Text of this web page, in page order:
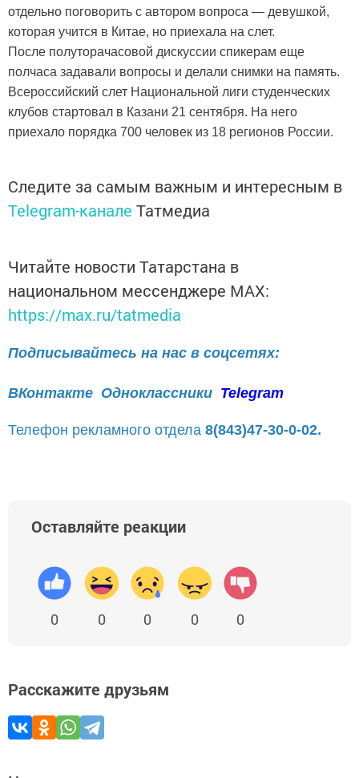
отдельно поговорить с автором вопроса — девушкой,
которая учится в Китае, но приехала на слет.
После полуторачасовой дискуссии спикерам еще
полчаса задавали вопросы и делали снимки на память.
Всероссийский слет Национальной лиги студенческих
клубов стартовал в Казани 21 сентября. На него
приехало порядка 700 человек из 18 регионов России.
Следите за самым важным и интересным в
Telegram-канале Татмедиа
Читайте новости Татарстана в
национальном мессенджере MАХ:
https://max.ru/tatmedia
Подписывайтесь на нас в соцсетях:
ВКонтакте Одноклассники Telegram
Телефон рекламного отдела 8(843)47-30-0-02.
Оставляйте реакции
0 0 0 0 0
Расскажите друзьям